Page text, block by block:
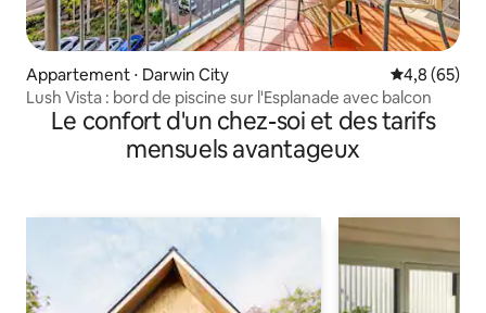
Appartement ⋅ Darwin City Évaluation
4,8 (65)
Lush Vista : bord de piscine sur l'Esplanade avec balcon
Le confort d'un chez-soi et des tarifs
mensuels avantageux